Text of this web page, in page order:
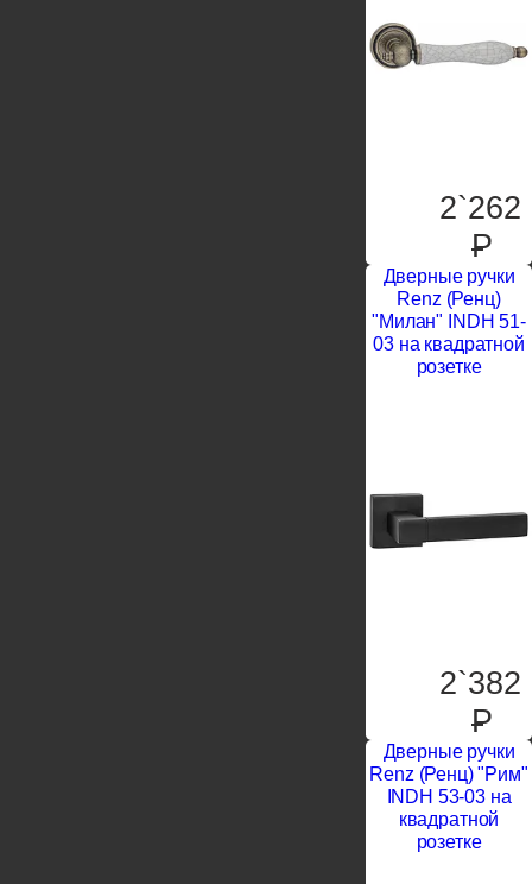
2`262
P
Дверные ручки
Renz (Ренц)
"Милан" INDH 51-
03 на квадратной
розетке
2`382
P
Дверные ручки
Renz (Ренц) "Рим"
INDH 53-03 на
квадратной
розетке